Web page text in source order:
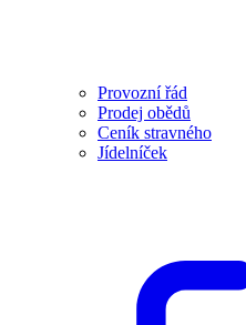
Provozní řád
Prodej obědů
Ceník stravného
Jídelníček